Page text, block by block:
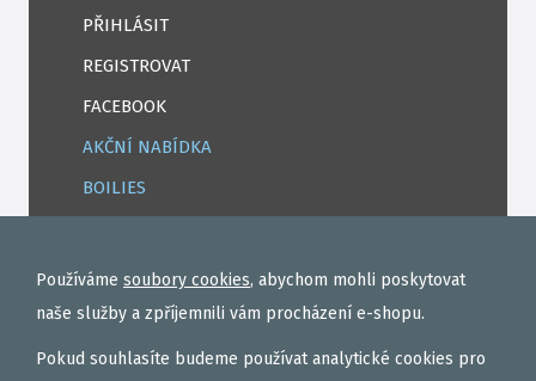
PŘIHLÁSIT
REGISTROVAT
FACEBOOK
AKČNÍ NABÍDKA
BOILIES
TEKUTÉ
OBALOVAČKY
VAŘENÝ PARTIKL
Používáme soubory cookies, abychom mohli poskytovat
naše služby a zpříjemnili vám procházení e-shopu.
Pokud souhlasíte budeme používat analytické cookies pro